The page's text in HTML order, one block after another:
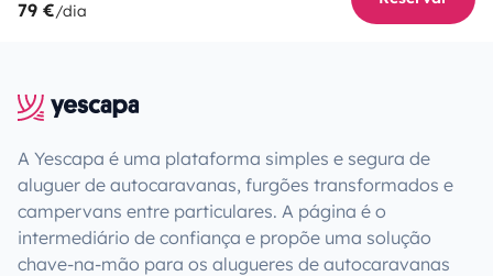
79 €/dia
A Yescapa é uma plataforma simples e segura de
aluguer de autocaravanas, furgões transformados e
campervans entre particulares. A página é o
intermediário de confiança e propõe uma solução
chave-na-mão para os alugueres de autocaravanas